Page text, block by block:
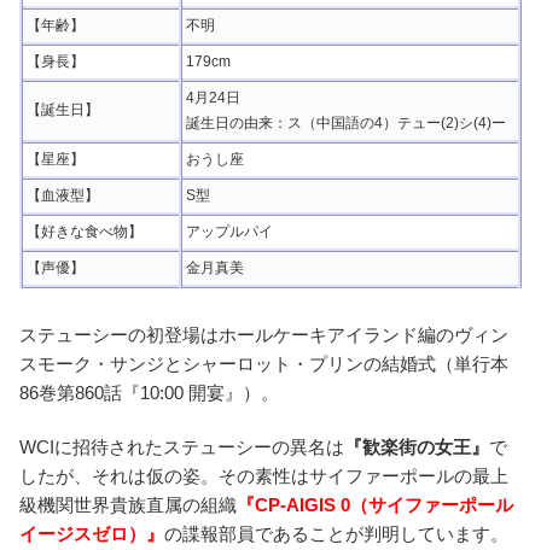
【年齢】 不明
【身長】 179cm
【誕生日】
4月24日
誕生日の由来：ス（中国語の4）テュー(2)シ(4)ー
【星座】 おうし座
【血液型】 S型
【好きな食べ物】 アップルパイ
【声優】 金月真美
ステューシーの初登場はホールケーキアイランド編のヴィン
スモーク・サンジとシャーロット・プリンの結婚式（単行本
86巻第860話『10:00 開宴』）。
WCIに招待されたステューシーの異名は 『歓楽街の女王』 で
したが、それは仮の姿。その素性はサイファーポールの最上
級機関世界貴族直属の組織 『CP-AIGIS 0（サイファーポール
イージスゼロ）』 の諜報部員であることが判明しています。